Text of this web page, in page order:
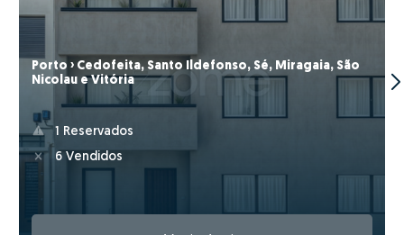
Porto › Cedofeita, Santo Ildefonso, Sé, Miragaia, São
Nicolau e Vitória
1 Reservados
6 Vendidos